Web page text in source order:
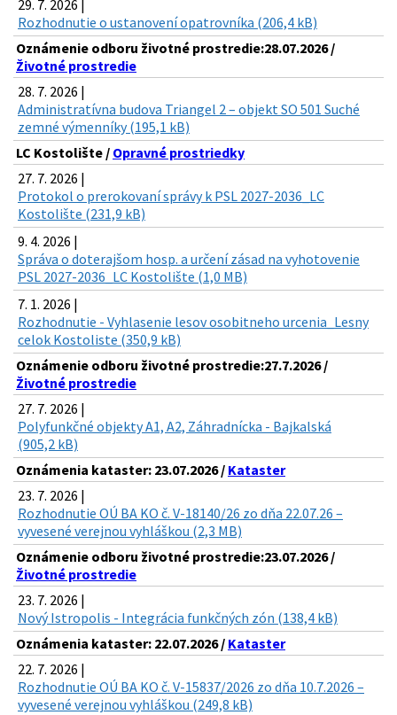
29. 7. 2026 |
Rozhodnutie o ustanovení opatrovníka (206,4 kB)
Oznámenie odboru životné prostredie:28.07.2026 /
Životné prostredie
28. 7. 2026 |
Administratívna budova Triangel 2 – objekt SO 501 Suché
zemné výmenníky (195,1 kB)
LC Kostolište / Opravné prostriedky
27. 7. 2026 |
Protokol o prerokovaní správy k PSL 2027-2036_LC
Kostolište (231,9 kB)
9. 4. 2026 |
Správa o doterajšom hosp. a určení zásad na vyhotovenie
PSL 2027-2036_LC Kostolište (1,0 MB)
7. 1. 2026 |
Rozhodnutie - Vyhlasenie lesov osobitneho urcenia_Lesny
celok Kostoliste (350,9 kB)
Oznámenie odboru životné prostredie:27.7.2026 /
Životné prostredie
27. 7. 2026 |
Polyfunkčné objekty A1, A2, Záhradnícka - Bajkalská
(905,2 kB)
Oznámenia kataster: 23.07.2026 / Kataster
23. 7. 2026 |
Rozhodnutie OÚ BA KO č. V-18140/26 zo dňa 22.07.26 –
vyvesené verejnou vyhláškou (2,3 MB)
Oznámenie odboru životné prostredie:23.07.2026 /
Životné prostredie
23. 7. 2026 |
Nový Istropolis - Integrácia funkčných zón (138,4 kB)
Oznámenia kataster: 22.07.2026 / Kataster
22. 7. 2026 |
Rozhodnutie OÚ BA KO č. V-15837/2026 zo dňa 10.7.2026 –
vyvesené verejnou vyhláškou (249,8 kB)